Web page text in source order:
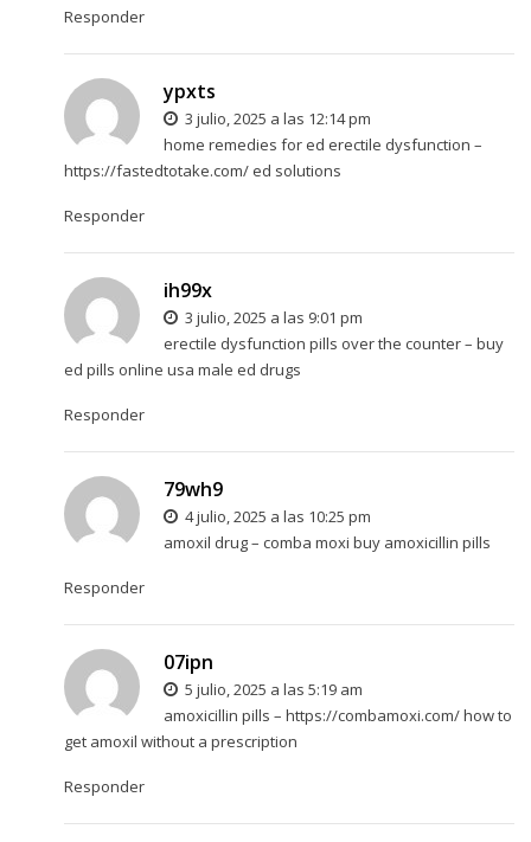
Responder
ypxts
3 julio, 2025 a las 12:14 pm
home remedies for ed erectile dysfunction –
https://fastedtotake.com/ed solutions
Responder
ih99x
3 julio, 2025 a las 9:01 pm
erectile dysfunction pills over the counter – buy
ed pills online usa male ed drugs
Responder
79wh9
4 julio, 2025 a las 10:25 pm
amoxil drug – comba moxi buy amoxicillin pills
Responder
07ipn
5 julio, 2025 a las 5:19 am
amoxicillin pills – https://combamoxi.com/how to
get amoxil without a prescription
Responder